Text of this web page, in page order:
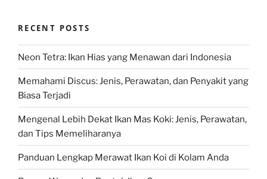
RECENT POSTS
Neon Tetra: Ikan Hias yang Menawan dari Indonesia
Memahami Discus: Jenis, Perawatan, dan Penyakit yang
Biasa Terjadi
Mengenal Lebih Dekat Ikan Mas Koki: Jenis, Perawatan,
dan Tips Memeliharanya
Panduan Lengkap Merawat Ikan Koi di Kolam Anda